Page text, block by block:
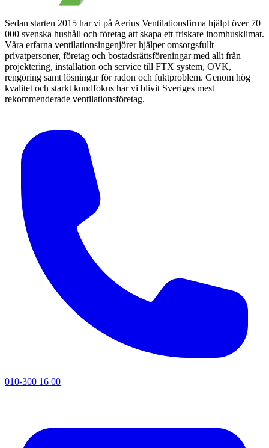
Sedan starten 2015 har vi på Aerius Ventilationsfirma hjälpt över 70
000 svenska hushåll och företag att skapa ett friskare inomhusklimat.
Våra erfarna ventilationsingenjörer hjälper omsorgsfullt
privatpersoner, företag och bostadsrättsföreningar med allt från
projektering, installation och service till FTX system, OVK,
rengöring samt lösningar för radon och fuktproblem. Genom hög
kvalitet och starkt kundfokus har vi blivit Sveriges mest
rekommenderade ventilationsföretag.
010-300 16 00